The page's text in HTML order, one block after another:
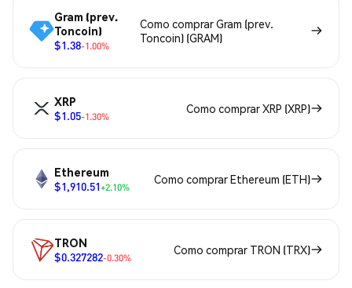
Gram (prev.
Toncoin)
$1.38-1.00%
Como comprar Gram (prev.
Toncoin) (GRAM)
XRP
$1.05-1.30%
Como comprar XRP (XRP)
Ethereum
$1,910.51+2.10%
Como comprar Ethereum (ETH)
TRON
$0.327282-0.30%
Como comprar TRON (TRX)